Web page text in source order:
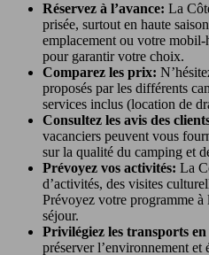
Réservez à l’avance: La
prisée, surtout en haute
emplacement ou votre mobil-
pour garantir votre choix.
Comparez les prix:
proposés par les différents
services inclus (location de
Consultez les avis des
vacanciers peuvent vous
sur la qualité du camping et
Prévoyez vos activités: La
d’activités, des visites
Prévoyez votre programme
séjour.
Privilégiez les transports
préserver l’environnement et